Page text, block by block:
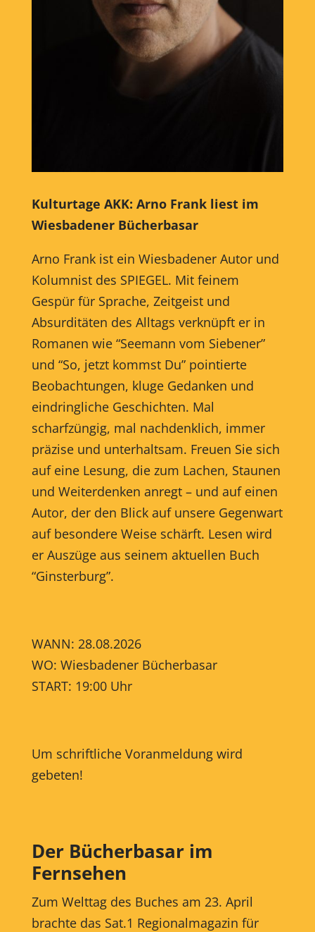
Kulturtage AKK: Arno Frank liest im
Wiesbadener Bücherbasar
Arno Frank ist ein Wiesbadener Autor und
Kolumnist des SPIEGEL. Mit feinem
Gespür für Sprache, Zeitgeist und
Absurditäten des Alltags verknüpft er in
Romanen wie “Seemann vom Siebener”
und “So, jetzt kommst Du” pointierte
Beobachtungen, kluge Gedanken und
eindringliche Geschichten. Mal
scharfzüngig, mal nachdenklich, immer
präzise und unterhaltsam. Freuen Sie sich
auf eine Lesung, die zum Lachen, Staunen
und Weiterdenken anregt – und auf einen
Autor, der den Blick auf unsere Gegenwart
auf besondere Weise schärft. Lesen wird
er Auszüge aus seinem aktuellen Buch
“Ginsterburg”.
WANN: 28.08.2026
WO: Wiesbadener Bücherbasar
START: 19:00 Uhr
Um schriftliche Voranmeldung wird
gebeten!
Der Bücherbasar im
Fernsehen
Zum Welttag des Buches am 23. April
brachte das Sat.1 Regionalmagazin für